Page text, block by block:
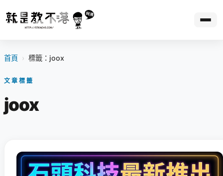
首頁 › 標籤：joox
文章標籤
joox